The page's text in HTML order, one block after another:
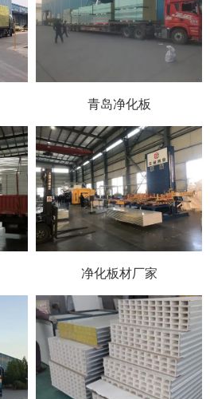
青岛净化板
净化板材厂家